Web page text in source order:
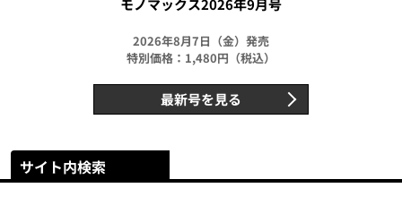
2026年8月7日（金）発売
特別価格：1,480円（税込）
最新号を見る
サイト内検索